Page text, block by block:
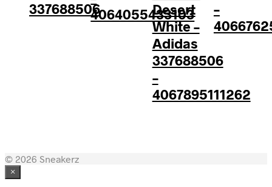
3376885064064055433103
Desert
White –
Adidas
337688506
–
4067895111262
–
© 2026 Sneakerz
×